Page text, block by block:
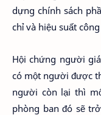
dựng chính sách
chỉ và hiệu suất
Hội chứng người
có một người được
người còn lại thì
phòng ban đó sẽ